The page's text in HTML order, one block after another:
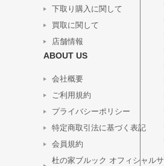
下取り購入に関して
買取に関して
店舗情報
ABOUT US
会社概要
ご利用規約
プライバシーポリシー
特定商取引法に基づく表記
会員規約
杜の家ブルック オフィシャルサ